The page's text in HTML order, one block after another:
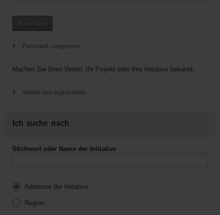
Anmelden
Passwort vergessen
Machen Sie Ihren Verein, Ihr Projekt oder Ihre Initiative bekannt.
Verein neu registrieren
Ich suche nach
Stichwort oder Name der Initiative
Addresse der Initiative
Region